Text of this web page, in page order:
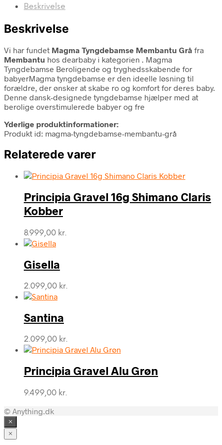
Beskrivelse
Beskrivelse
Vi har fundet Magma Tyngdebamse Membantu Grå fra
Membantu hos dearbaby i kategorien . Magma
Tyngdebamse Beroligende og tryghedsskabende for
babyerMagma tyngdebamse er den ideelle løsning til
forældre, der ønsker at skabe ro og komfort for deres baby.
Denne dansk-designede tyngdebamse hjælper med at
berolige overstimulerede babyer og fre
Yderlige produktinformationer:
Produkt id: magma-tyngdebamse-membantu-grå
Relaterede varer
Principia Gravel 16g Shimano Claris
Kobber
8.999,00 kr.
Gisella
2.099,00 kr.
Santina
2.099,00 kr.
Principia Gravel Alu Grøn
9.499,00 kr.
© Anything.dk
×
×